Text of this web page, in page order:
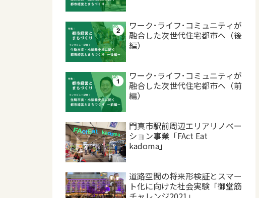
ワーク･ライフ･コミュニティが
融合した次世代住宅都市へ（後
編）
ワーク･ライフ･コミュニティが
融合した次世代住宅都市へ（前
編）
門真市駅前周辺エリアリノベー
ション事業「FAct Eat
kadoma」
道路空間の将来形検証とスマー
ト化に向けた社会実験「御堂筋